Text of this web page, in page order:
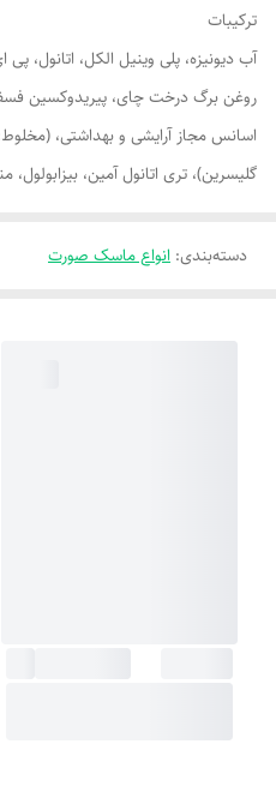
ترکیبات
روغن برگ درخت چای، پیریدوکسین
اسانس مجاز آرایشی و بهداشتی،
گلیسرین)، تری اتانول آمین، بیزابولول،
دسته‌بندی: انواع ماسک صورت